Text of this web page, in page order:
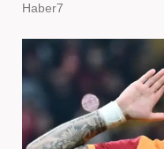
Haber7